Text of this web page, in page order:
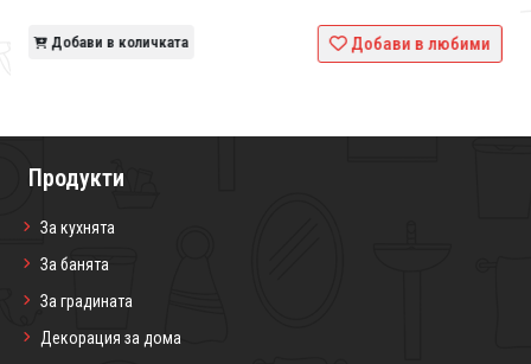
Добави в количката Добави в любими
Продукти
За кухнята
За банята
За градината
Декорация за дома